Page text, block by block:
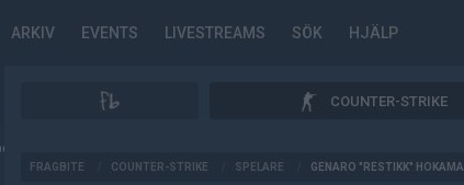
ARKIV EVENTS LIVESTREAMS SÖK HJÄLP
COUNTER-STRIKE
FRAGBITE COUNTER-STRIKE SPELARE GENARO "RESTIKK" HOKAMA